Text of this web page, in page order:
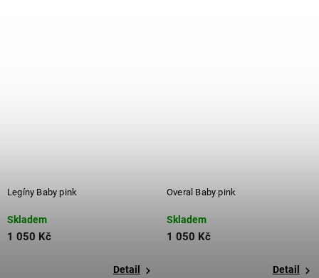
Legíny Baby pink
Skladem
1 050 Kč
Detail
Overal Baby pink
Skladem
1 050 Kč
Detail